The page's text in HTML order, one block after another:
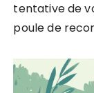
tentative de
poule de